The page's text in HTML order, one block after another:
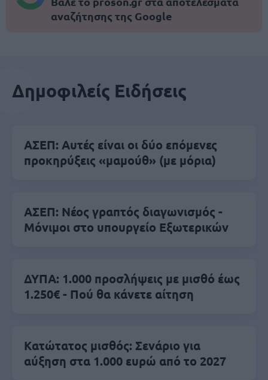
αναζήτησης της Google
Δημοφιλείς Ειδήσεις
ΑΣΕΠ: Αυτές είναι οι δύο επόμενες
προκηρύξεις «μαμούθ» (με μόρια)
ΑΣΕΠ: Νέος γραπτός διαγωνισμός -
Μόνιμοι στο υπουργείο Εξωτερικών
ΔΥΠΑ: 1.000 προσλήψεις με μισθό έως
1.250€ - Πού θα κάνετε αίτηση
Κατώτατος μισθός: Σενάριο για
αύξηση στα 1.000 ευρώ από το 2027